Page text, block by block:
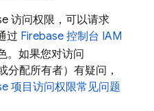
访问权限，可以请求
过 Firebase 控制台 IAM
。如果您对访问
分配所有者）有疑问，
项目访问权限常见问题